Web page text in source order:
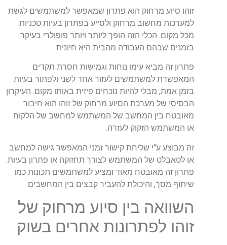
זוהו סיוע מרחוק הוא פתרון שמאפשר למשתמשים לגשת
למערכות מחשוב מרחוק ולסייע בפתרון בעיות טכניות
מכל מקום. הכלי הזה הופך ליותר ויותר פופולרי בעיקר
בזמנים שבהם העבודה מהבית היא חיונית.
פתרון זה מביא עימו נוחות וגמישות חסרת תקדים
המאפשרת למשתמשים לעזור אחד לשני ולפתור בעיות
בזמן אמת, מבלי להיות נוכחים פיזית באותו מקום. העיקרון
הבסיסי של מערכת הסיוע מרחוק של זוהו הוא חיבור
מאובטח בין המחשב של המשתמש למחשב של הלקוח
או המשתמש הזקוק לעזרה.
זה מבוצע ע"י שליחת קישור זמני המאפשר גישה למחשב
או לטאבלט של המשתמש לצורך תחזוקה או פתרון בעיות.
פתרון זה מאובטח מאוד ומציע למשתמשים תכונות כמו
שיתוף מסך, והיכולת להעביר קבצים בין המחשבים.
השוואה בין סיוע מרחוק של
זוהו לפתרונות אחרים בשוק